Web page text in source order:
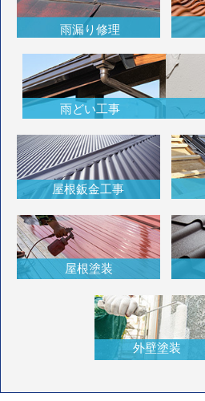
雨漏り修理
雨どい工事
屋根鈑金工事
屋根塗装
外壁塗装